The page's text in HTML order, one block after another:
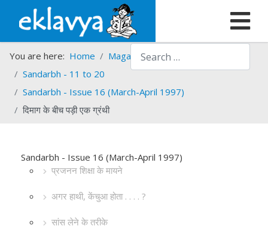
Search
You are here: Home Magazines
Sandarbh
Sandarbh - 11 to 20
Sandarbh - Issue 16 (March-April 1997)
दिमाग के बीच पड़ी एक ग्रंथी
Sandarbh - Issue 16 (March-April 1997)
प्रजनन शिक्षा के मायने
अगर हाथी, केंचुआ होता . . . . ?
सांस लेने के तरीके